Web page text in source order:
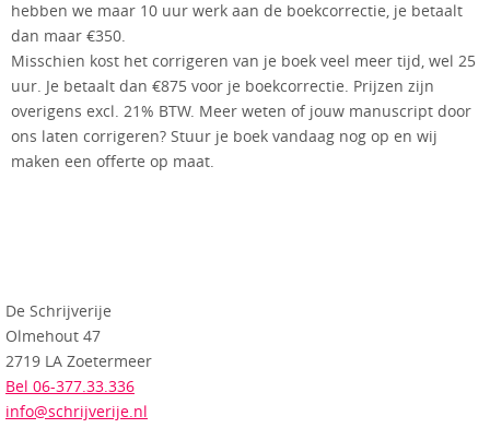
hebben we maar 10 uur werk aan de boekcorrectie, je betaalt
dan maar €350.
Misschien kost het corrigeren van je boek veel meer tijd, wel 25
uur. Je betaalt dan €875 voor je boekcorrectie. Prijzen zijn
overigens excl. 21% BTW. Meer weten of jouw manuscript door
ons laten corrigeren? Stuur je boek vandaag nog op en wij
maken een offerte op maat.
De Schrijverije
Olmehout 47
2719 LA Zoetermeer
Bel 06-377.33.336
info@schrijverije.nl